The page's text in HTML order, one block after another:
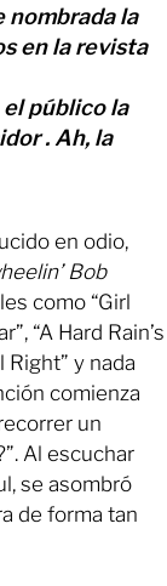
nombrada la
en la revista
público la
. Ah, la
en odio,
Bob
como “Girl
“A Hard Rain’s
Right” y nada
comienza
un
Al escuchar
se asombró
de forma tan